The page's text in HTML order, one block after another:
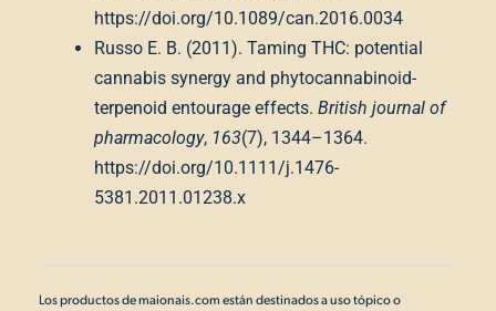
https://doi.org/10.1089/can.2016.0034
Russo E. B. (2011). Taming THC: potential
cannabis synergy and phytocannabinoid-
terpenoid entourage effects. British journal of
pharmacology, 163(7), 1344–1364.
https://doi.org/10.1111/j.1476-
5381.2011.01238.x
Los productos de maionais.com están destinados a uso tópico o